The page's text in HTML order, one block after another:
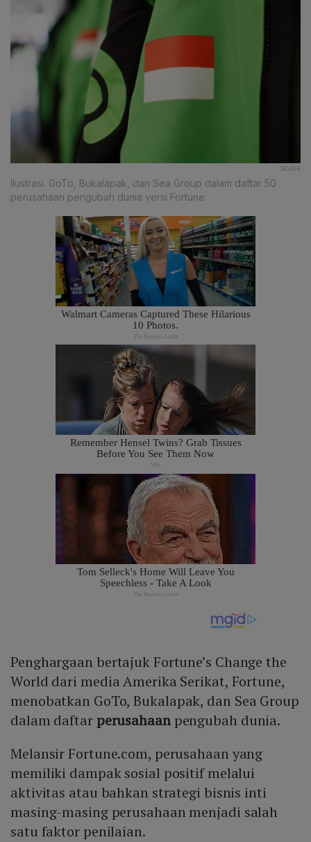
GOJEK
Ilustrasi. GoTo, Bukalapak, dan Sea Group dalam daftar 50
perusahaan pengubah dunia versi Fortune.
Penghargaan bertajuk Fortune’s Change the
World dari media Amerika Serikat, Fortune,
menobatkan GoTo, Bukalapak, dan Sea Group
dalam daftarperusahaan pengubah dunia.
Melansir Fortune.com, perusahaan yang
memiliki dampak sosial positif melalui
aktivitas atau bahkan strategi bisnis inti
masing-masing perusahaan menjadi salah
satu faktor penilaian.